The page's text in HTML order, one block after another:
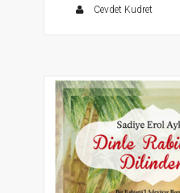
Cevdet Kudret